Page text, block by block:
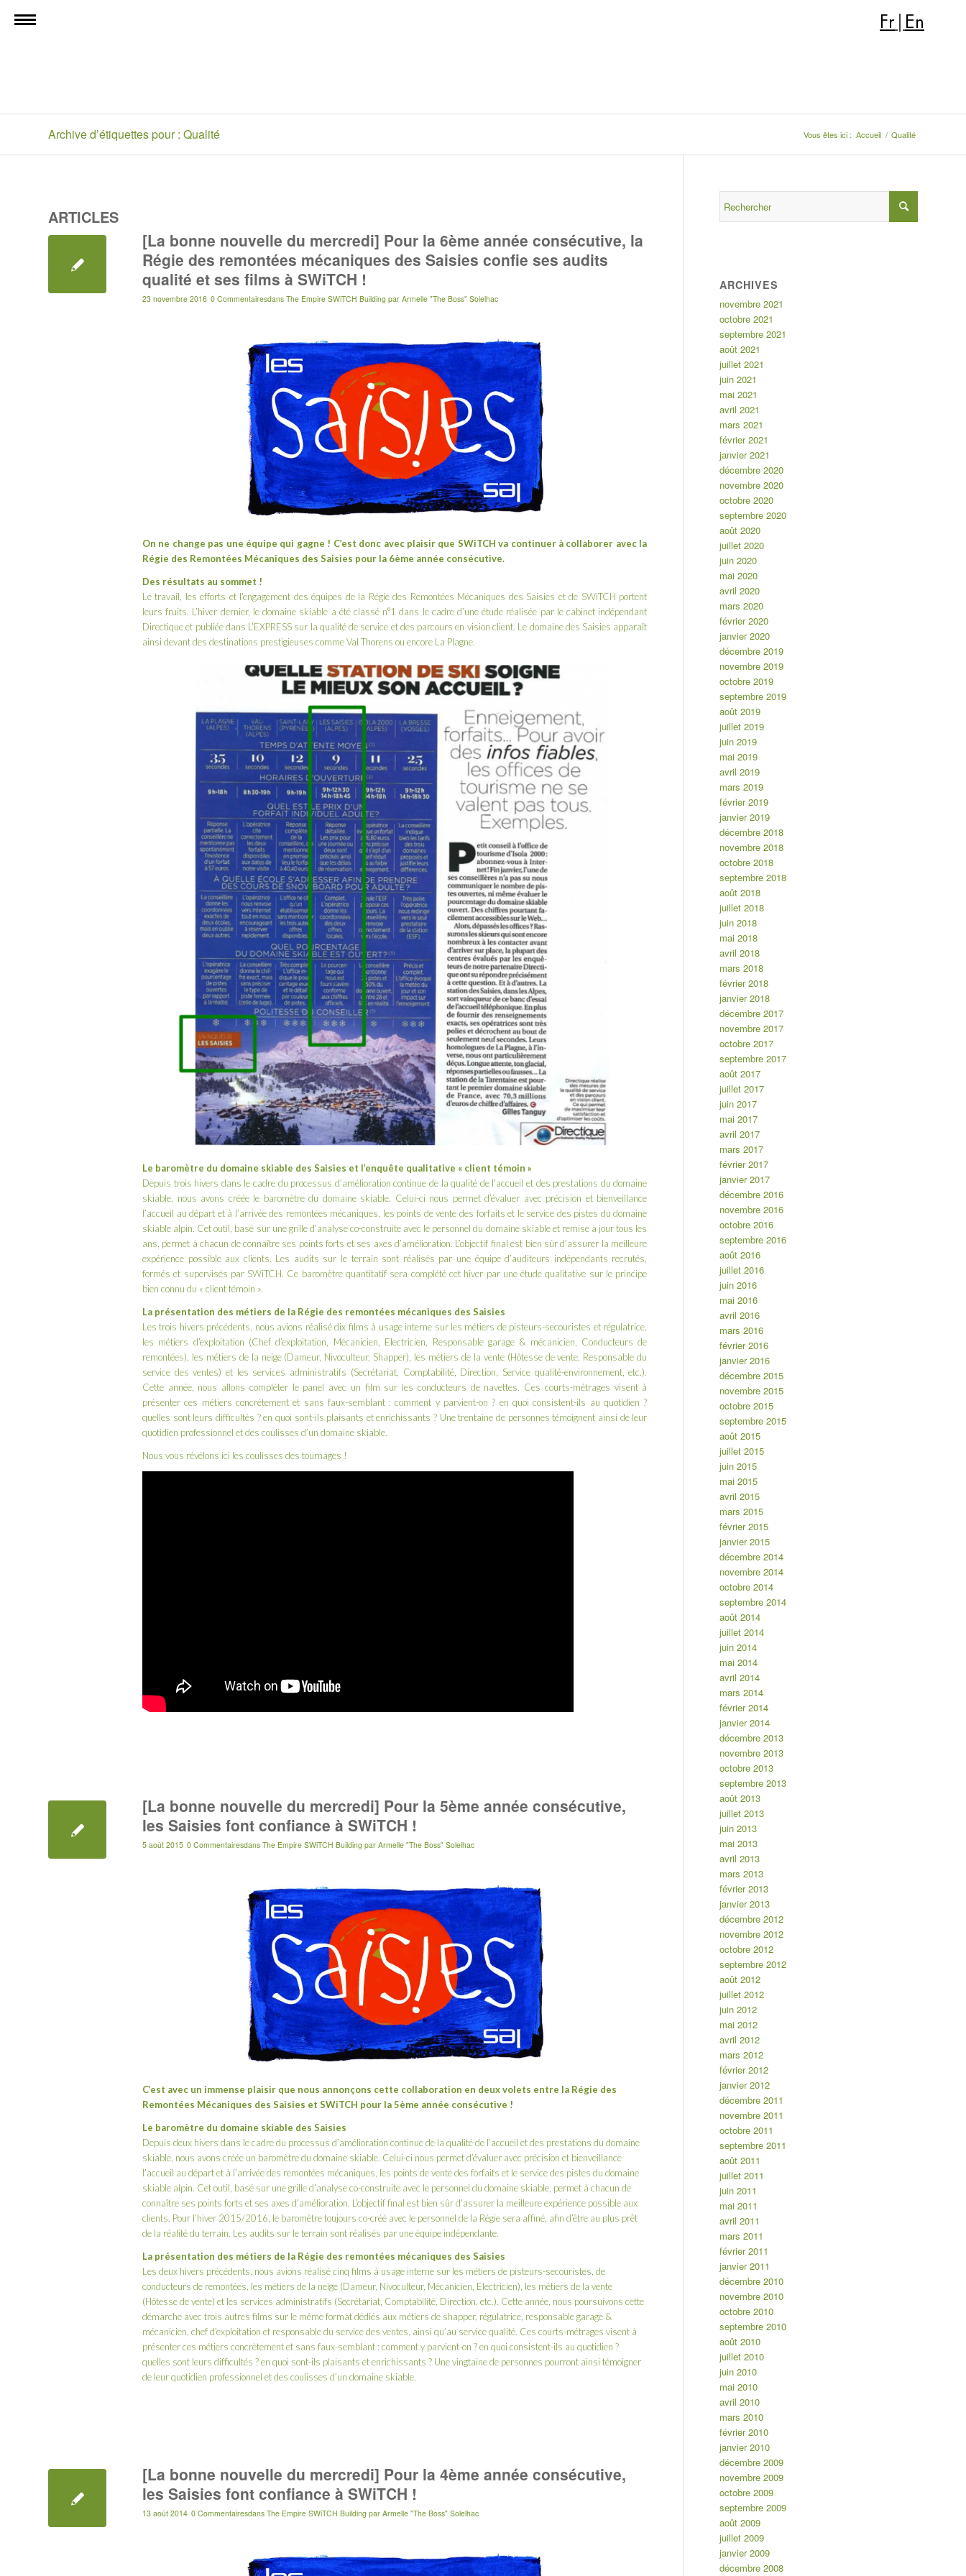
Fr En
Archive d’étiquettes pour : Qualité Vous êtes ici : Accueil / Qualité
ARTICLES
[La bonne nouvelle du mercredi] Pour la 6ème année consécutive, la
Régie des remontées mécaniques des Saisies confie ses audits
qualité et ses films à SWiTCH !
23 novembre 2016 0 Commentairesdans The Empire SWiTCH Building par Armelle "The Boss" Solelhac
On ne change pas une équipe qui gagne ! C’est donc avec plaisir que SWiTCH va continuer à collaborer avec la
Régie des Remontées Mécaniques des Saisies pour la 6ème année consécutive.
Des résultats au sommet !
Le travail, les efforts et l’engagement des équipes de la Régie des Remontées Mécaniques des Saisies et de SWiTCH portent
leurs fruits. L’hiver dernier, le domaine skiable a été classé n°1 dans le cadre d’une étude réalisée par le cabinet indépendant
Directiqueet publiée dans L’EXPRESS sur la qualité de service et des parcours en vision client. Le domaine des Saisies apparaît
ainsi devant des destinations prestigieuses comme Val Thorens ou encore La Plagne.
Le baromètre du domaine skiable des Saisies et l’enquête qualitative « client témoin »
Depuis trois hivers dans le cadre du processus d’amélioration continue de la qualité de l’accueil et des prestations du domaine
skiable, nous avons créée le baromètre du domaine skiable. Celui-ci nous permet d’évaluer avec précision et bienveillance
l’accueil au départ et à l’arrivée des remontées mécaniques, les points de vente des forfaits et le service des pistes du domaine
skiable alpin. Cet outil, basé sur une grille d’analyse co-construite avec le personnel du domaine skiable et remise à jour tous les
ans, permet à chacun de connaître ses points forts et ses axes d’amélioration. L’objectif final est bien sûr d’assurer la meilleure
expérience possible aux clients. Les audits sur le terrain sont réalisés par une équipe d’auditeurs indépendants recrutés,
formés et supervisés par SWiTCH. Ce baromètre quantitatif sera complété cet hiver par une étude qualitative sur le principe
bien connu du « client témoin ».
La présentation des métiers de la Régie des remontées mécaniques des Saisies
Les trois hivers précédents, nous avions réalisé dix films à usage interne sur les métiers de pisteurs-secouristes et régulatrice,
les métiers d’exploitation (Chef d’exploitation, Mécanicien, Electricien, Responsable garage & mécanicien, Conducteurs de
remontées), les métiers de la neige (Dameur, Nivoculteur, Shapper), les métiers de la vente (Hôtesse de vente, Responsable du
service des ventes) et les services administratifs (Secrétariat, Comptabilité, Direction, Service qualité-environnement, etc.).
Cette année, nous allons compléter le panel avec un film sur les conducteurs de navettes. Ces courts-métrages visent à
présenter ces métiers concrètement et sans faux-semblant : comment y parvient-on ? en quoi consistent-ils au quotidien ?
quelles sont leurs difficultés ? en quoi sont-ils plaisants et enrichissants ? Une trentaine de personnes témoignent ainsi de leur
quotidien professionnel et des coulisses d’un domaine skiable.
Nous vous révélons ici les coulisses des tournages !
[La bonne nouvelle du mercredi] Pour la 5ème année consécutive,
les Saisies font confiance à SWiTCH !
5 août 2015 0 Commentairesdans The Empire SWiTCH Building par Armelle "The Boss" Solelhac
C’est avec un immense plaisir que nous annonçons cette collaboration en deux volets entre la Régie des
Remontées Mécaniques des Saisies et SWiTCH pour la 5ème année consécutive !
Le baromètre du domaine skiable des Saisies
Depuis deux hivers dans le cadre du processus d’amélioration continue de la qualité de l’accueil et des prestations du domaine
skiable, nous avons créée un baromètre du domaine skiable. Celui-ci nous permet d’évaluer avec précision et bienveillance
l’accueil au départ et à l’arrivée des remontées mécaniques, les points de vente des forfaits et le service des pistes du domaine
skiable alpin. Cet outil, basé sur une grille d’analyse co-construite avec le personnel du domaine skiable, permet à chacun de
connaître ses points forts et ses axes d’amélioration. L’objectif final est bien sûr d’assurer la meilleure expérience possible aux
clients. Pour l’hiver 2015/2016, le baromètre toujours co-créé avec le personnel de la Régie sera affiné, afin d’être au plus prêt
de la réalité du terrain. Les audits sur le terrain sont réalisés par une équipe indépendante.
La présentation des métiers de la Régie des remontées mécaniques des Saisies
Les deux hivers précédents, nous avions réalisé cinq films à usage interne sur les métiers de pisteurs-secouristes, de
conducteurs de remontées, les métiers de la neige (Dameur, Nivoculteur, Mécanicien, Electricien), les métiers de la vente
(Hôtesse de vente) et les services administratifs (Secrétariat, Comptabilité, Direction, etc.). Cette année, nous poursuivons cette
démarche avec trois autres films sur le même format dédiés aux métiers de shapper, régulatrice, responsable garage &
mécanicien, chef d’exploitation et responsable du service des ventes, ainsi qu’au service qualité. Ces courts-métrages visent à
présenter ces métiers concrètement et sans faux-semblant : comment y parvient-on ? en quoi consistent-ils au quotidien ?
quelles sont leurs difficultés ? en quoi sont-ils plaisants et enrichissants ? Une vingtaine de personnes pourront ainsi témoigner
de leur quotidien professionnel et des coulisses d’un domaine skiable.
[La bonne nouvelle du mercredi] Pour la 4ème année consécutive,
les Saisies font confiance à SWiTCH !
13 août 2014 0 Commentairesdans The Empire SWiTCH Building par Armelle "The Boss" Solelhac
ARCHIVES
novembre 2021
octobre 2021
septembre 2021
août 2021
juillet 2021
juin 2021
mai 2021
avril 2021
mars 2021
février 2021
janvier 2021
décembre 2020
novembre 2020
octobre 2020
septembre 2020
août 2020
juillet 2020
juin 2020
mai 2020
avril 2020
mars 2020
février 2020
janvier 2020
décembre 2019
novembre 2019
octobre 2019
septembre 2019
août 2019
juillet 2019
juin 2019
mai 2019
avril 2019
mars 2019
février 2019
janvier 2019
décembre 2018
novembre 2018
octobre 2018
septembre 2018
août 2018
juillet 2018
juin 2018
mai 2018
avril 2018
mars 2018
février 2018
janvier 2018
décembre 2017
novembre 2017
octobre 2017
septembre 2017
août 2017
juillet 2017
juin 2017
mai 2017
avril 2017
mars 2017
février 2017
janvier 2017
décembre 2016
novembre 2016
octobre 2016
septembre 2016
août 2016
juillet 2016
juin 2016
mai 2016
avril 2016
mars 2016
février 2016
janvier 2016
décembre 2015
novembre 2015
octobre 2015
septembre 2015
août 2015
juillet 2015
juin 2015
mai 2015
avril 2015
mars 2015
février 2015
janvier 2015
décembre 2014
novembre 2014
octobre 2014
septembre 2014
août 2014
juillet 2014
juin 2014
mai 2014
avril 2014
mars 2014
février 2014
janvier 2014
décembre 2013
novembre 2013
octobre 2013
septembre 2013
août 2013
juillet 2013
juin 2013
mai 2013
avril 2013
mars 2013
février 2013
janvier 2013
décembre 2012
novembre 2012
octobre 2012
septembre 2012
août 2012
juillet 2012
juin 2012
mai 2012
avril 2012
mars 2012
février 2012
janvier 2012
décembre 2011
novembre 2011
octobre 2011
septembre 2011
août 2011
juillet 2011
juin 2011
mai 2011
avril 2011
mars 2011
février 2011
janvier 2011
décembre 2010
novembre 2010
octobre 2010
septembre 2010
août 2010
juillet 2010
juin 2010
mai 2010
avril 2010
mars 2010
février 2010
janvier 2010
décembre 2009
novembre 2009
octobre 2009
septembre 2009
août 2009
juillet 2009
janvier 2009
décembre 2008